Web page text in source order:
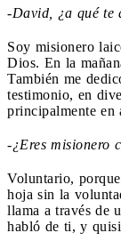
-David, ¿a qué te
Soy misionero
Dios. En la
También me
testimonio, en
principalmente en
-¿Eres misionero
Voluntario,
hoja sin la
llama a través de
habló de ti, y